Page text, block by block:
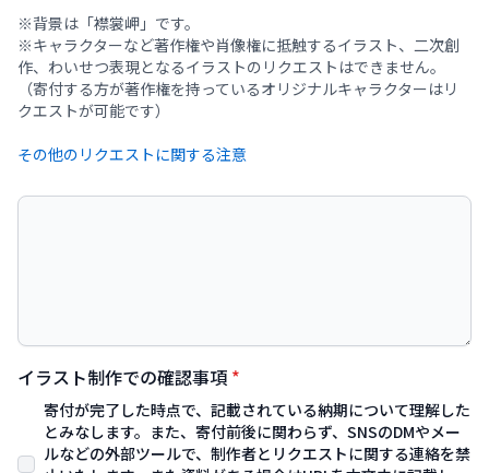
※背景は「襟裳岬」です。
※キャラクターなど著作権や肖像権に抵触するイラスト、二次創
作、わいせつ表現となるイラストのリクエストはできません。
（寄付する方が著作権を持っているオリジナルキャラクターはリ
イラスト制作での確認事項 *
寄付が完了した時点で、記載されている納期について理解した
とみなします。また、寄付前後に関わらず、SNSのDMやメー
ルなどの外部ツールで、制作者とリクエストに関する連絡を禁